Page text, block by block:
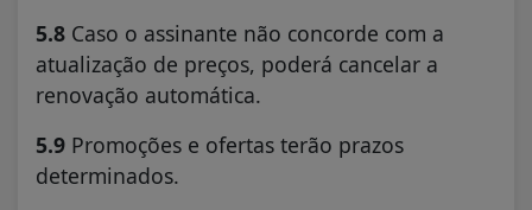
5.8 Caso o assinante não concorde com a
atualização de preços, poderá cancelar a
renovação automática.
5.9 Promoções e ofertas terão prazos
determinados.